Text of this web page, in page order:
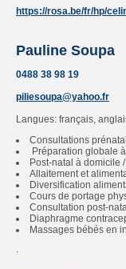
https://rosa.be/fr/hp/
Pauline Soupa
0488 38 98 19
piliesoupa@yahoo.fr
Langues: français,
Consultations
Préparation globale
Post-natal à domicile
Allaitement et
Diversification
Cours de portage
Consultation post-
Diaphragme
Massages bébés en